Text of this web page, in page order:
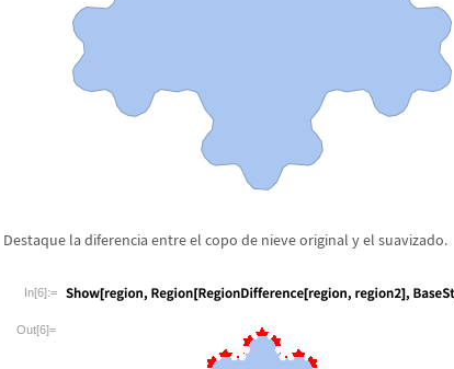
Destaque la diferencia entre el copo de nieve original y el suavizado.
In[6]:=
Out[6]=